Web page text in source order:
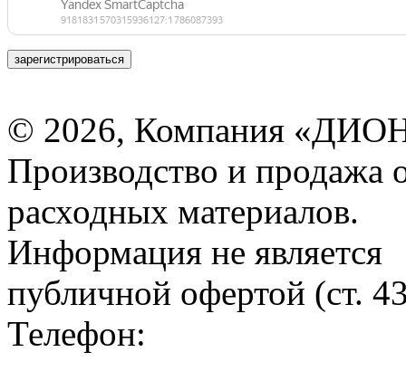
зарегистрироваться
© 2026, Компания
Производство и продажа
расходных материалов.
Информация не является
публичной офертой (ст.
Телефон: